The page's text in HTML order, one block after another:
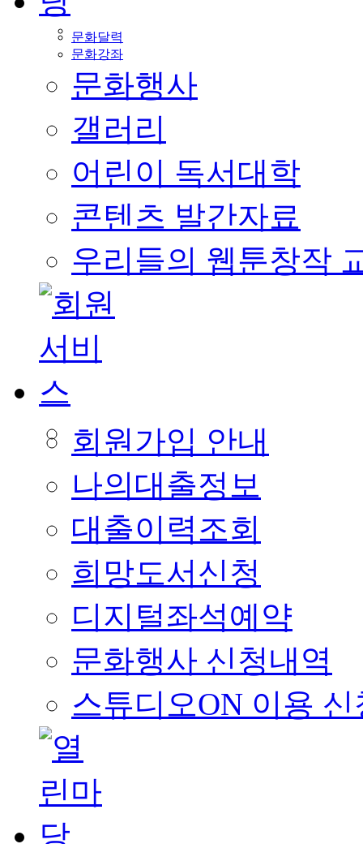
문화달력
문화강좌
문화행사
갤러리
어린이 독서대학
콘텐츠 발간자료
우리들의 웹툰창작
회원가입 안내
나의대출정보
대출이력조회
희망도서신청
디지털좌석예약
문화행사 신청내역
스튜디오ON 이용 신